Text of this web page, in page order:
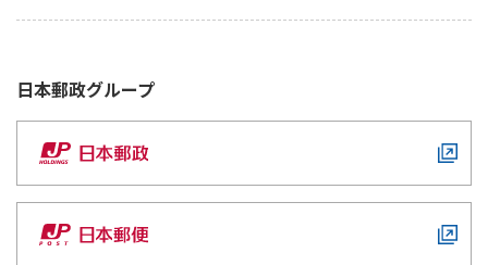
ラジオ体操ポータルサイト
お客さまの声／お客さまサービス向上の取組み
かんぽジャンクション
日本郵政グループ